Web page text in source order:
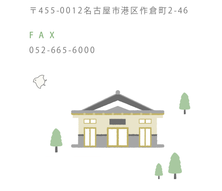
〒455-0012名古屋市港区作倉町2-46
FAX
052-665-6000